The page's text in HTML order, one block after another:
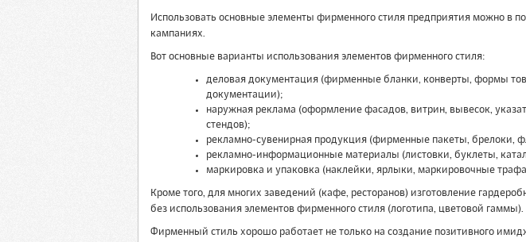
Использовать основные элементы фирменного стиля предприятия можно в
кампаниях.
Вот основные варианты использования элементов фирменного стиля:
деловая документация (фирменные бланки, конверты, формы
документации);
наружная реклама (оформление фасадов, витрин, вывесок,
стендов);
рекламно-сувенирная продукция (фирменные пакеты, брелоки,
рекламно-информационные материалы (листовки, буклеты,
маркировка и упаковка (наклейки, ярлыки, маркировочные
Кроме того, для многих заведений (кафе, ресторанов) изготовление
без использования элементов фирменного стиля (логотипа, цветовой гаммы).
Фирменный стиль хорошо работает не только на создание позитивного